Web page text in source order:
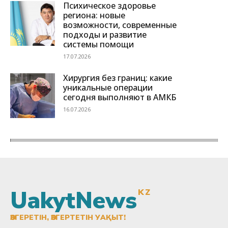
UakytNewsKZ
ӨЗГЕРЕТІН, ӨЗГЕРТЕТІН УАҚЫТ!